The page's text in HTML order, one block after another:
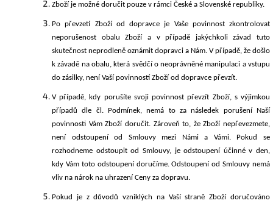
Zboží je možné doručit pouze v rámci České a Slovenské republiky.
Po převzetí Zboží od dopravce je Vaše povinnost zkontrolovat
neporušenost obalu Zboží a v případě jakýchkoli závad tuto
skutečnost neprodleně oznámit dopravci a Nám. V případě, že došlo
k závadě na obalu, která svědčí o neoprávněné manipulaci a vstupu
do zásilky, není Vaší povinností Zboží od dopravce převzít.
V případě, kdy porušíte svoji povinnost převzít Zboží, s výjimkou
případů dle čl. Podmínek, nemá to za následek porušení Naší
povinnosti Vám Zboží doručit. Zároveň to, že Zboží nepřevezmete,
není odstoupení od Smlouvy mezi Námi a Vámi. Pokud se
rozhodneme odstoupit od Smlouvy, je odstoupení účinné v den,
kdy Vám toto odstoupení doručíme. Odstoupení od Smlouvy nemá
vliv na nárok na uhrazení Ceny za dopravu.
Pokud je z důvodů vzniklých na Vaší straně Zboží doručováno